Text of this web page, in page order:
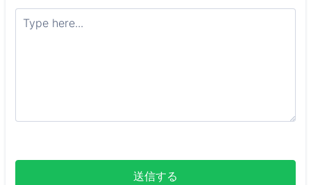
送信する